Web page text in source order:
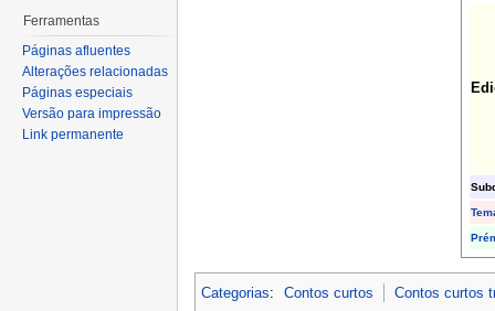
Categorias: Contos curtos Contos curtos
Ferramentas
Páginas afluentes
Alterações relacionadas
Páginas especiais
Versão para impressão
Link permanente